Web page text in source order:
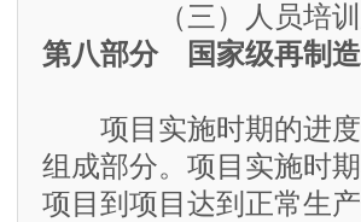
（三）人员培训
第八部分 国家级再制
项目实施时期的进度
组成部分。项目实施时
项目到项目达到正常生